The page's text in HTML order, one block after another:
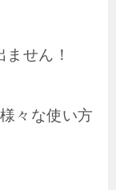
せん！
々な使い方